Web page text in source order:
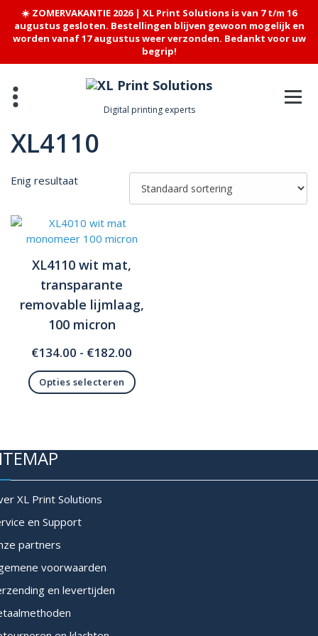
☀️ ZOMERVAKANTIE 2026 | XL Print Solutions is van 7 t/m 16
augustus gesloten. Bestellingen blijven gewoon mogelijk en
worden vanaf 17 augustus weer verzonden. Bedankt voor uw
begrip!
content
Digital printing experts
XL4110
Enig resultaat
XL4110 wit mat,
transparante
removable lijmlaag,
100 micron
€134.00 - €182.00
tot
Opties selecteren
meerdere
Deze
optie
gekozen
de
productpagina
XL Print Solutions
en Support
partners
voorwaarden
en levertijden